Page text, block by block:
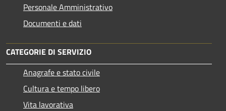
Personale Amministrativo
Documenti e dati
CATEGORIE DI SERVIZIO
Anagrafe e stato civile
Cultura e tempo libero
Vita lavorativa